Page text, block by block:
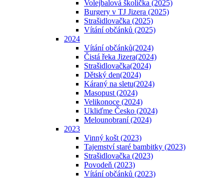
Volejbalová školička (2025)
Burgery v TJ Jizera (2025)
Strašidlovačka (2025)
Vítání občánků (2025)
2024
Vítání občánků(2024)
Čistá řeka Jizera(2024)
Strašidlovačka(2024)
Dětský den(2024)
Káraný na sletu(2024)
Masopust (2024)
Velikonoce (2024)
Ukliďme Česko (2024)
Melounobraní (2024)
2023
Vinný košt (2023)
Tajemství staré bambitky (2023)
Strašidlovačka (2023)
Povodeň (2023)
Vítání občánků (2023)